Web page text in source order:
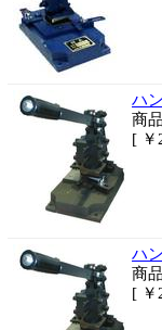
ハ
商
[ ￥
ハ
商
[ ￥